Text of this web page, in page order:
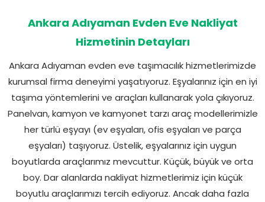
Ankara Adıyaman Evden Eve Nakliyat
Hizmetinin Detayları
Ankara Adıyaman evden eve taşımacılık hizmetlerimizde
kurumsal firma deneyimi yaşatıyoruz. Eşyalarınız için en iyi
taşıma yöntemlerini ve araçları kullanarak yola çıkıyoruz.
Panelvan, kamyon ve kamyonet tarzı araç modellerimizle
her türlü eşyayı (ev eşyaları, ofis eşyaları ve parça
eşyaları) taşıyoruz. Üstelik, eşyalarınız için uygun
boyutlarda araçlarımız mevcuttur. Küçük, büyük ve orta
boy. Dar alanlarda nakliyat hizmetlerimiz için küçük
boyutlu araçlarımızı tercih ediyoruz. Ancak daha fazla